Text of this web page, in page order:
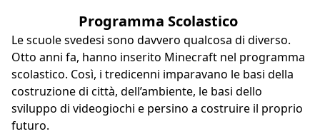
Programma Scolastico
Le scuole svedesi sono davvero qualcosa di diverso.
Otto anni fa, hanno inserito Minecraft nel programma
scolastico. Così, i tredicenni imparavano le basi della
costruzione di città, dell’ambiente, le basi dello
sviluppo di videogiochi e persino a costruire il proprio
futuro.